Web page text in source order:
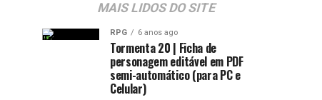
MAIS LIDOS DO SITE
RPG 6 anos ago
Tormenta 20 | Ficha de
personagem editável em PDF
semi-automático (para PC e
Celular)